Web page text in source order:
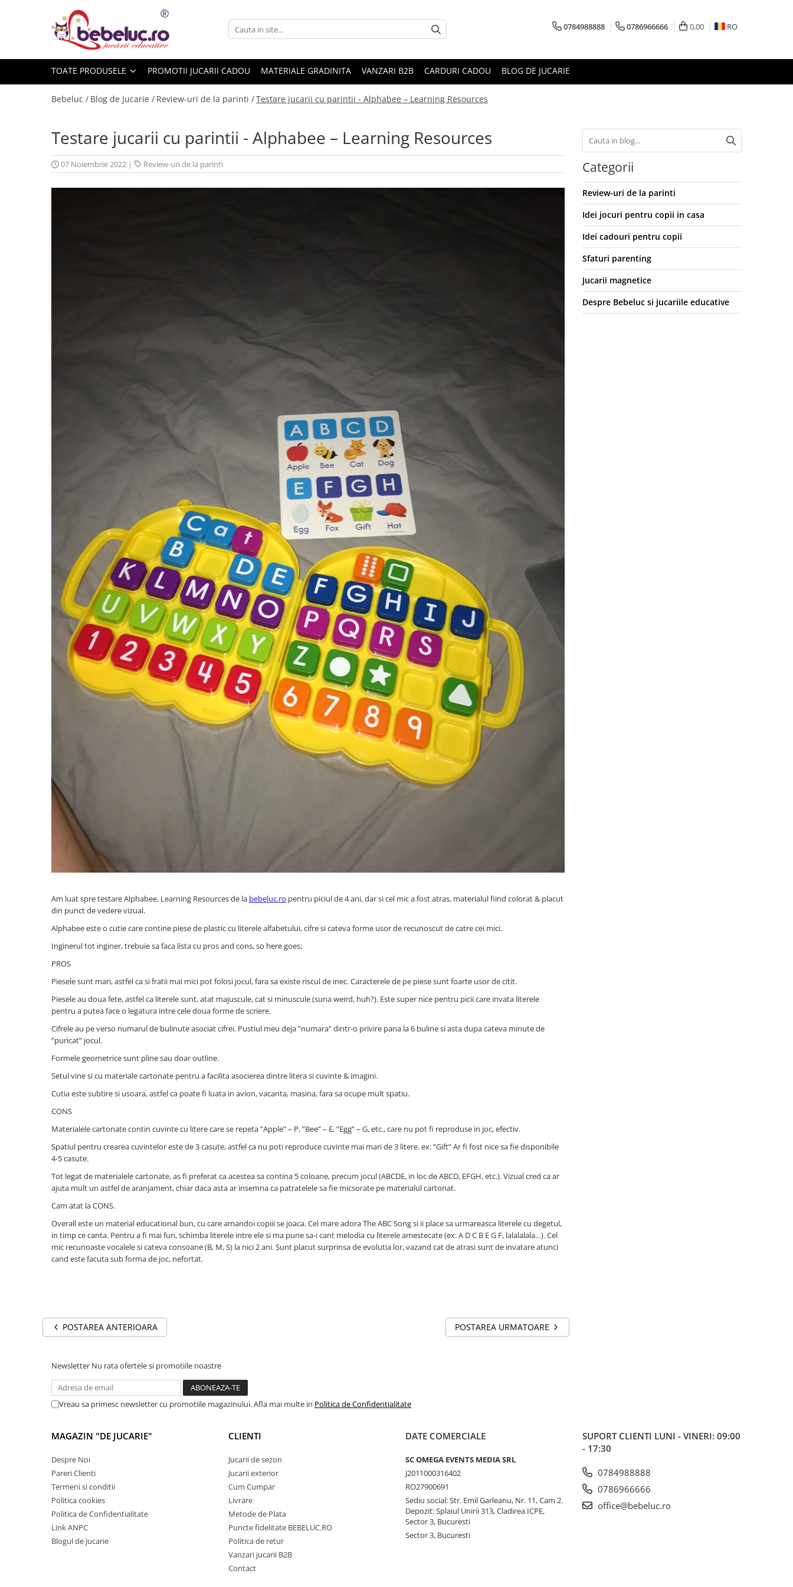
Toate Produsele
Set constructie copii
Cuburi de construit
Seturi Experimente pentru copii
Organele Corpului Uman
Jucarii cu Dinozauri
Figurine cu animale domestice
Jucarii Montessori
Nevoi speciale si sindrom Down
Jucarii cu alfabet
Seturi Numberblocks
Jucarii de motricitate
Puzzle de podea
Jucarii bebelusi
Jucarii motrice pentru bebelusi
Saltele de activitati pentru bebe
Jucarii de sortat
Jocuri educative
Jocuri STEM
Jocuri Magnetice
Jocuri de logica
Jocuri de memorie
Jocuri cu litere
Jocuri cu numere
Jocuri de indemanare
Jocuri de carti
Jocuri interactive
Carti pe alese
Carti pentru copii 1 an
Carti pentru copii 2 ani
Carti pentru copii 3 ani
Carti pentru copii 4 ani
Carti de colorat
Cadouri copii
Ceasuri copii
Cutii muzicale
Cadouri bebelusi
Cadouri ieftine pentru copii
Cadouri botez
Cadou copii 2 ani
Cadou copii 3 ani
Cadou copii 4 ani
Cadou copii 5 ani
0784988888 0786966666 0,00 RO
TOATE PRODUSELE PROMOTII JUCARII CADOU MATERIALE GRADINITA VANZARI B2B CARDURI CADOU BLOG DE JUCARIE
Bebeluc / Blog de Jucarie / Review-uri de la parinti /Testare jucarii cu parintii - Alphabee – Learning Resources
Testare jucarii cu parintii - Alphabee – Learning Resources
07 Noiembrie 2022 | Review-uri de la parinti
Am luat spre testare Alphabee, Learning Resources de la bebeluc.ro pentru piciul de 4 ani, dar si cel mic a fost atras, materialul fiind colorat & placut
din punct de vedere vizual.
Alphabee este o cutie care contine piese de plastic cu literele alfabetului, cifre si cateva forme usor de recunoscut de catre cei mici.
Inginerul tot inginer, trebuie sa faca lista cu pros and cons, so here goes:
PROS
Piesele sunt mari, astfel ca si fratii mai mici pot folosi jocul, fara sa existe riscul de inec. Caracterele de pe piese sunt foarte usor de citit.
Piesele au doua fete, astfel ca literele sunt, atat majuscule, cat si minuscule (suna weird, huh?). Este super nice pentru picii care invata literele
pentru a putea face o legatura intre cele doua forme de scriere.
Cifrele au pe verso numarul de bulinute asociat cifrei. Pustiul meu deja ”numara” dintr-o privire pana la 6 buline si asta dupa cateva minute de
”puricat” jocul.
Formele geometrice sunt pline sau doar outline.
Setul vine si cu materiale cartonate pentru a facilita asocierea dintre litera si cuvinte & imagini.
Cutia este subtire si usoara, astfel ca poate fi luata in avion, vacanta, masina, fara sa ocupe mult spatiu.
CONS
Materialele cartonate contin cuvinte cu litere care se repeta ”Apple” – P, ”Bee” – E, ”Egg” – G, etc., care nu pot fi reproduse in joc, efectiv.
Spatiul pentru crearea cuvintelor este de 3 casute, astfel ca nu poti reproduce cuvinte mai mari de 3 litere. ex: ”Gift” Ar fi fost nice sa fie disponibile
4-5 casute.
Tot legat de materialele cartonate, as fi preferat ca acestea sa contina 5 coloane, precum jocul (ABCDE, in loc de ABCD, EFGH, etc.). Vizual cred ca ar
ajuta mult un astfel de aranjament, chiar daca asta ar insemna ca patratelele sa fie micsorate pe materialul cartonat.
Cam atat la CONS.
Overall este un material educational bun, cu care amandoi copiii se joaca. Cel mare adora The ABC Song si ii place sa urmareasca literele cu degetul,
in timp ce canta. Pentru a fi mai fun, schimba literele intre ele si ma pune sa-i cant melodia cu literele amestecate (ex: A D C B E G F, lalalalala…). Cel
mic recunoaste vocalele si cateva consoane (B, M, S) la nici 2 ani. Sunt placut surprinsa de evolutia lor, vazand cat de atrasi sunt de invatare atunci
cand este facuta sub forma de joc, nefortat.
Categorii
Review-uri de la parinti
Idei jocuri pentru copii in casa
Idei cadouri pentru copii
Sfaturi parenting
Jucarii magnetice
Despre Bebeluc si jucariile educative
POSTAREA URMATOARE
POSTAREA ANTERIOARA
Newsletter Nu rata ofertele si promotiile noastre
Vreau sa primesc newsletter cu promotiile magazinului. Afla mai multe in Politica de Confidentialitate
MAGAZIN "DE JUCARIE"
Despre Noi
Pareri Clienti
Termeni si conditii
Politica cookies
Politica de Confidentialitate
Link ANPC
Blogul de jucarie
CLIENTI
Jucarii de sezon
Jucarii exterior
Cum Cumpar
Livrare
Metode de Plata
Puncte fidelitate BEBELUC.RO
Politica de retur
Vanzari jucarii B2B
Contact
DATE COMERCIALE
SC OMEGA EVENTS MEDIA SRL
J2011000316402
RO27900691
Sediu social: Str. Emil Garleanu, Nr. 11, Cam 2.
Depozit: Splaiul Unirii 313, Cladirea ICPE,
Sector 3, Bucuresti
Sector 3, Bucuresti
SUPORT CLIENTI LUNI - VINERI: 09:00
- 17:30
0784988888
0786966666
office@bebeluc.ro